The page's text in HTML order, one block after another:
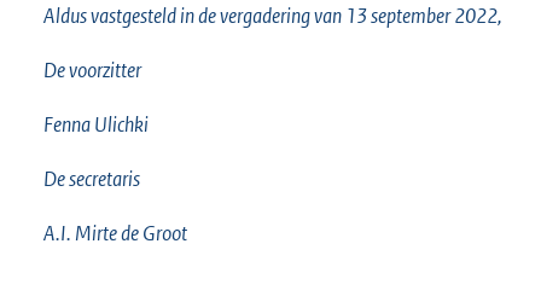
Aldus vastgesteld in de vergadering van 13 september 2022,
De voorzitter
Fenna Ulichki
De secretaris
A.I. Mirte de Groot